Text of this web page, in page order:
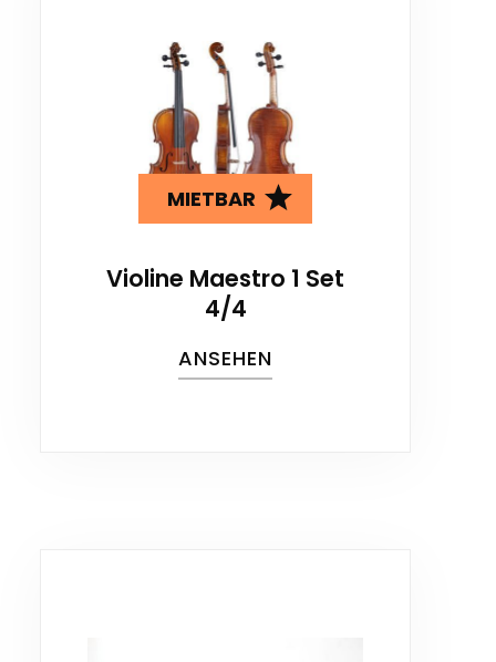
MIETBAR
Violine Maestro 1 Set
4/4
ANSEHEN